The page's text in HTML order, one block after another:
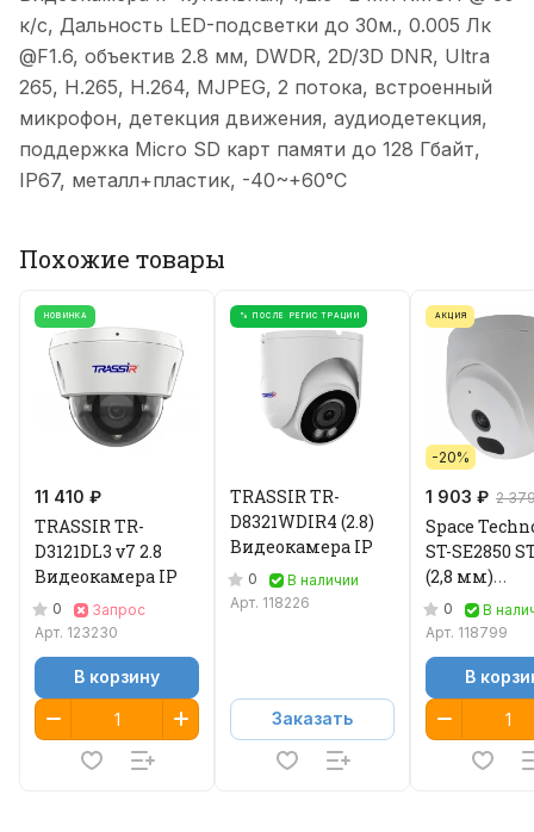
к/с, Дальность LED-подсветки до 30м., 0.005 Лк
@F1.6, объектив 2.8 мм, DWDR, 2D/3D DNR, Ultra
265, H.265, H.264, MJPEG, 2 потока, встроенный
микрофон, детекция движения, аудиодетекция,
поддержка Micro SD карт памяти до 128 Гбайт,
IP67, металл+пластик, -40~+60°C
Похожие товары
НОВИНКА
11 410 ₽
TRASSIR TR-
D3121DL3 v7 2.8
Видеокамера IP
0
Запрос
Арт. 123230
В корзину
% ПОСЛЕ РЕГИСТРАЦИИ
TRASSIR TR-
D8321WDIR4 (2.8)
Видеокамера IP
0
В наличии
Арт. 118226
Заказать
АКЦИЯ
-20%
1 903 ₽ 2
Space
ST-SE2850
(2,8 мм)
0
В
Арт. 118799
В